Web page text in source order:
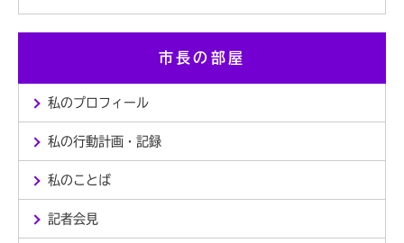
市長の部屋
私のプロフィール
私の行動計画・記録
私のことば
記者会見